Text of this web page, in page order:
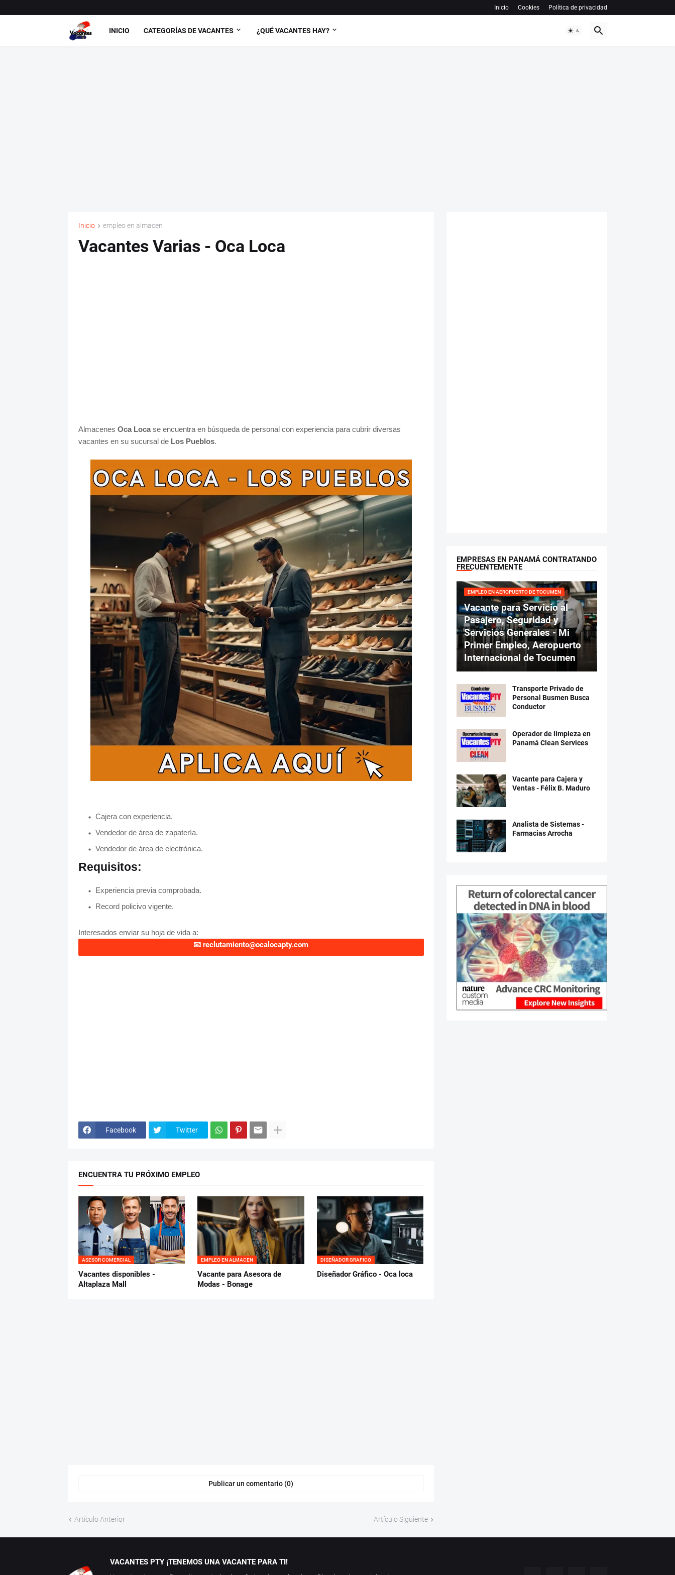
Inicio Cookies Política de privacidad
INICIO CATEGORÍAS DE VACANTES ¿QUÉ VACANTES HAY?
Inicio empleo en almacen
Vacantes Varias - Oca Loca
Almacenes Oca Locase encuentra en búsqueda de personal con experiencia para cubrir diversas
vacantes en su sucursal de Los Pueblos.
Cajera con experiencia.
Vendedor de área de zapatería.
Vendedor de área de electrónica.
Requisitos:
Experiencia previa comprobada.
Record policivo vigente.
Interesados enviar su hoja de vida a:
📧 reclutamiento@ocalocapty.com
Facebook Twitter
ENCUENTRA TU PRÓXIMO EMPLEO
ASESOR COMERCIAL
Vacantes disponibles -
Altaplaza Mall
EMPLEO EN ALMACEN
Vacante para Asesora de
Modas - Bonage
DISEÑADOR GRAFICO
Diseñador Gráfico - Oca loca
Publicar un comentario (0)
Artículo Anterior Artículo Siguiente
EMPRESAS EN PANAMÁ CONTRATANDO
FRECUENTEMENTE
EMPLEO EN AEROPUERTO DE TOCUMEN
Vacante para Servicio al
Pasajero, Seguridad y
Servicios Generales - Mi
Primer Empleo, Aeropuerto
Internacional de Tocumen
Transporte Privado de
Personal Busmen Busca
Conductor
Operador de limpieza en
Panamá Clean Services
Vacante para Cajera y
Ventas - Félix B. Maduro
Analista de Sistemas -
Farmacias Arrocha
VACANTES PTY ¡TENEMOS UNA VACANTE PARA TI!